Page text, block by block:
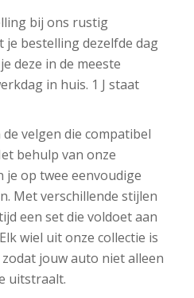
bij ons rustig
bestelling dezelfde dag
deze in de meeste
in huis. 1 J staat
velgen die compatibel
behulp van onze
op twee eenvoudige
Met verschillende stijlen
een set die voldoet aan
wiel uit onze collectie is
jouw auto niet alleen
uitstraalt.